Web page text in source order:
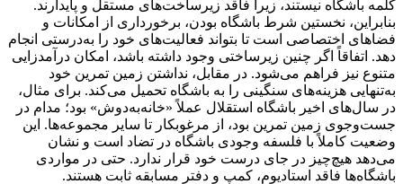
کلمه باشگاه نیستند، زیرا فاقد زیرساخت‌های مستقل و پایدارند.
بنابراین، نخستین شرط باشگاه بودن، برخورداری از امکانات و
فضاهای اختصاصی است تا بتواند فعالیت‌های خود را به‌درستی انجام
دهد. اتفاقاً اگر چنین زیرساختی وجود داشته باشد، امکان درآمدزایی
متنوع نیز فراهم می‌شود. در مقابل، نداشتن زمین تمرین خود
به‌تنهایی هزینه‌های سنگینی را به باشگاه تحمیل می‌کند. برای مثال،
در سال‌های اخیر باشگاه استقلال عملاً «خانه‌به‌دوش» بود؛ مدام در
جست‌وجوی زمین تمرین بود، از مرغوبکار تا سایر مجموعه‌ها. این
وضعیت کاملاً با فلسفه‌ وجودی باشگاه در تضاد است و نشان
می‌دهد هیچ‌چیز در جای درست خود قرار ندارد. حتی در مواردی
باشگاه‌ها فاقد استادیوم، کمپ و دفتر مسابقه‌ ثابت هستند.